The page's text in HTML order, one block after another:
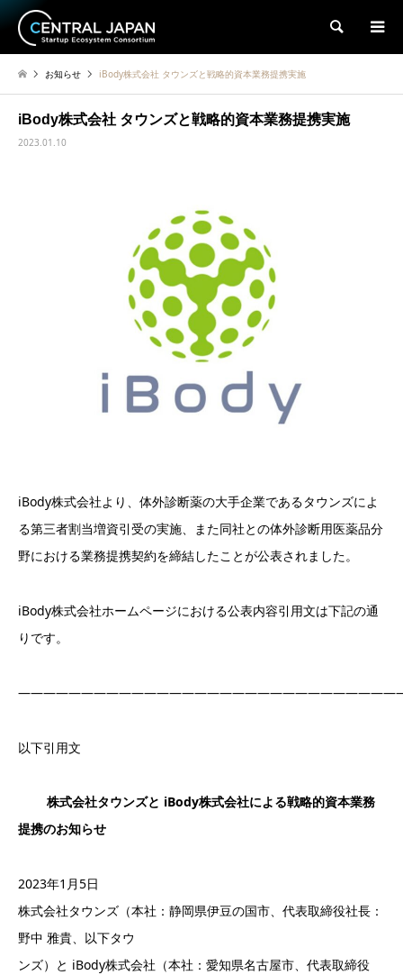
検索
お知らせ iBody株式会社 タウンズと戦略的資本業務提携実施
iBody株式会社 タウンズと戦略的資本業務提携実施
2023.01.10
iBody株式会社より、体外診断薬の大手企業であるタウンズによ
る第三者割当増資引受の実施、また同社との体外診断用医薬品分
野における業務提携契約を締結したことが公表されました。
iBody株式会社ホームページにおける公表内容引用文は下記の通
りです。
以下引用文
株式会社タウンズと iBody株式会社による戦略的資本業務
提携のお知らせ
2023年1月5日
株式会社タウンズ（本社：静岡県伊豆の国市、代表取締役社⾧：
野中 雅貴、以下タウ
ンズ）と iBody株式会社（本社：愛知県名古屋市、代表取締役